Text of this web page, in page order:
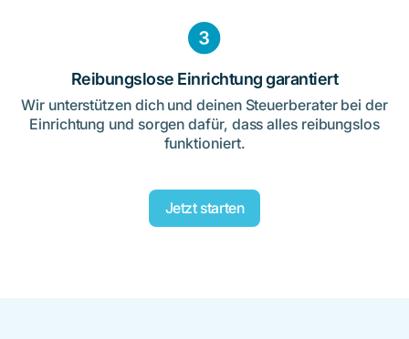
Reibungslose Einrichtung garantiert
Wir unterstützen dich und deinen Steuerberater bei der
Einrichtung und sorgen dafür, dass alles reibungslos
funktioniert.
Jetzt starten